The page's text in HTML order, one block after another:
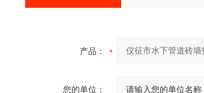
产品：
您的单位：